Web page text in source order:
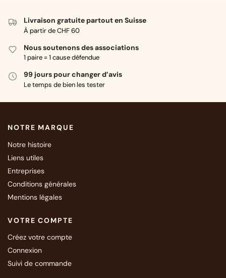
Livraison gratuite partout en Suisse
À partir de CHF 60
Nous soutenons des associations
1 paire = 1 cause défendue
99 jours pour changer d’avis
Le temps de bien les tester
NOTRE MARQUE
Notre histoire
Liens utiles
Entreprises
Conditions générales
Mentions légales
VOTRE COMPTE
Créez votre compte
Connexion
Suivi de commande